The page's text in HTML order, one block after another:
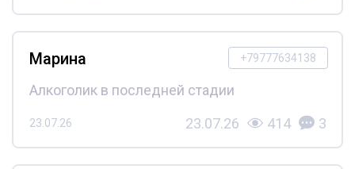
+79777634138
Марина
Алкоголик в последней стадии
23.07.26 23.07.26 414 3